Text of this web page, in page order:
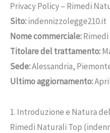
Privacy Policy – Rimedi
Sito:indennizzolegge210.it
Nome commerciale:
Titolare del trattamento:
Sede:Alessandria,
Ultimo aggiornamento:
1. Introduzione e Natura
Rimedi Naturali Top